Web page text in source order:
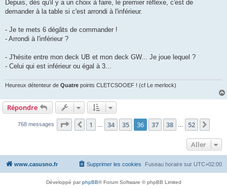
Depuis, dès qu'il y a un choix à faire, le premier réflexe, c'est de
demander à la table si c'est arrondi à l'inférieur.
- Je te mets 6 dégâts de commander !
- Arrondi à l'inférieur ?
- J'hésite entre mon deck UB et mon deck GW... Je joue lequel ?
- Celui qui est inférieur ou égal à 3...
Heureux détenteur de Quatre points CLETCSOOEF ! (cf Le merlock)
Répondre
768 messages Page 36 52
Précédent
1 34 35 36 37 38 52
Aller
www.casusno.fr Fuseau horaire sur UTC+02:00
Supprimer les cookies
Développé parphpBB® Forum Software © phpBB Limited